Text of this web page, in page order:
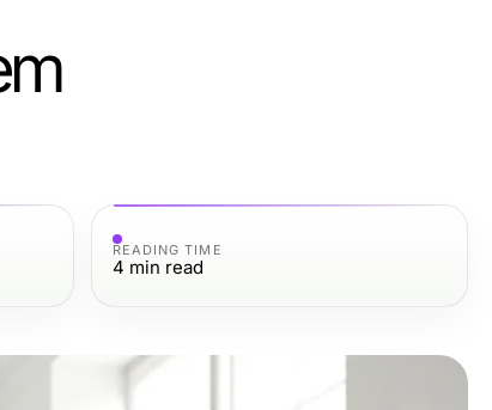
READING TIME
4 min read